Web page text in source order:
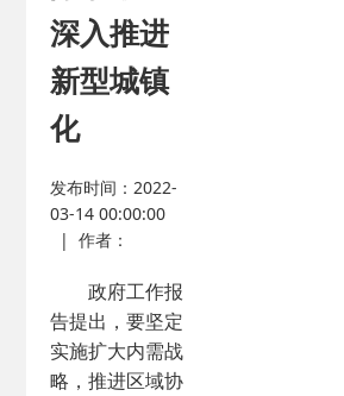
深入推进
新型城镇
化
发布时间：2022-
03-14 00:00:00
|作者：
政府工作报
告提出，要坚定
实施扩大内需战
略，推进区域协